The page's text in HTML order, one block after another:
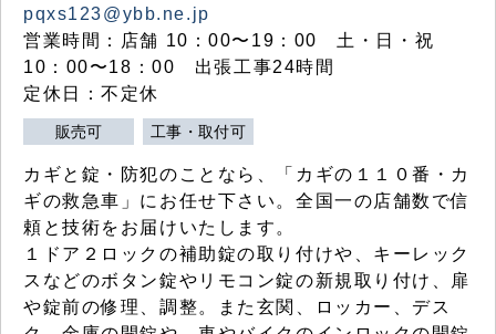
pqxs123@ybb.ne.jp
営業時間：店舗 10：00〜19：00 土・日・祝
10：00〜18：00 出張工事24時間
定休日：不定休
販売可 工事・取付可
カギと錠・防犯のことなら、「カギの１１０番・カ
ギの救急車」にお任せ下さい。全国一の店舗数で信
頼と技術をお届けいたします。
１ドア２ロックの補助錠の取り付けや、キーレック
スなどのボタン錠やリモコン錠の新規取り付け、扉
や錠前の修理、調整。また玄関、ロッカー、デス